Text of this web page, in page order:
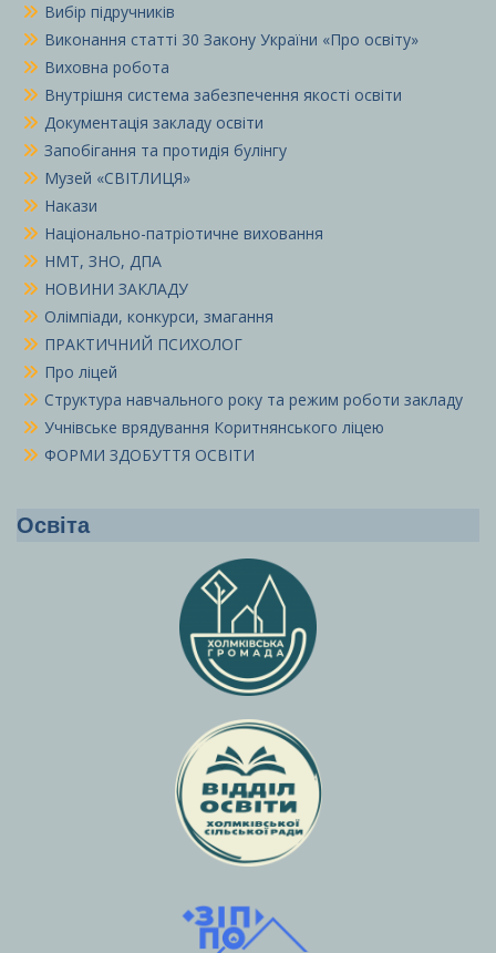
Вибір підручників
Виконання статті 30 Закону України «Про освіту»
Виховна робота
Внутрішня система забезпечення якості освіти
Документація закладу освіти
Запобігання та протидія булінгу
Музей «СВІТЛИЦЯ»
Накази
Національно-патріотичне виховання
НМТ, ЗНО, ДПА
НОВИНИ ЗАКЛАДУ
Олімпіади, конкурси, змагання
ПРАКТИЧНИЙ ПСИХОЛОГ
Про ліцей
Структура навчального року та режим роботи закладу
Учнівське врядування Коритнянського ліцею
ФОРМИ ЗДОБУТТЯ ОСВІТИ
Освіта